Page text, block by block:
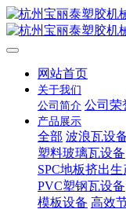
网站首页
关于我们
公司简介 公司荣
产品展示
全部 波浪瓦设
塑料玻璃瓦设备
SPC地板挤出
PVC塑钢瓦设备
模板设备 高效